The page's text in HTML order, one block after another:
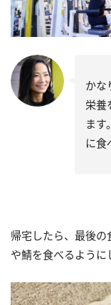
かな
栄養
ます
に食
帰宅したら、最後
や鯖を食べるように